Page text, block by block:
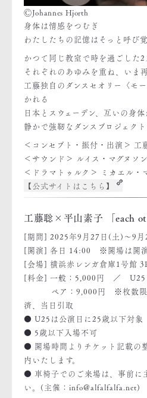
ⒸJohannes Hjorth
身体は情感をつむぎ
わたしたちの記憶はそっと呼び
かつて同じ教室で時を過ごした
それぞれのあゆみを重ね、いま
工藤独自のダンスセオリー〈モ
かれる
日本とスウェーデン、互いの身
静かで強靭なダンスプロジェクト
＜コンセプト・振付・出演＞
＜サウンド＞ ルイス・マグヌソン
＜ドラマトゥルク＞ ミカエル・
【公式サイトはこちら】
工藤聡×平山素子 「each
[期間] 2025年9月27日(土)～9
[開演] 各日 14:00 ※開場は開
[会場] 横浜赤レンガ倉庫1号館
[料金] 一般：5,000円 ／ U25
ペア：9,000円 ※枚数限定
済、当日引取
● U25は公演日に25歳以下対象
● 5歳以下入場不可
● 開場時間よりチケット記載の
内いたします。
● 車椅子でのご来場は、事前に
い。(主催：info@alfalfalfa.net)